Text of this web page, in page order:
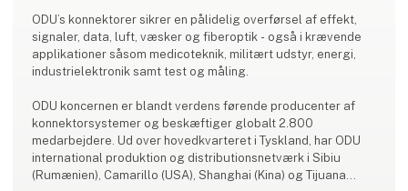
ODU’s konnektorer sikrer en pålidelig overførsel af effekt,
signaler, data, luft, væsker og fiberoptik - også i krævende
applikationer såsom medicoteknik, militært udstyr, energi,
industrielektronik samt test og måling.
ODU koncernen er blandt verdens førende producenter af
konnektorsystemer og beskæftiger globalt 2.800
medarbejdere. Ud over hovedkvarteret i Tyskland, har ODU
international produktion og distributionsnetværk i Sibiu
(Rumænien), Camarillo (USA), Shanghai (Kina) og Tijuana